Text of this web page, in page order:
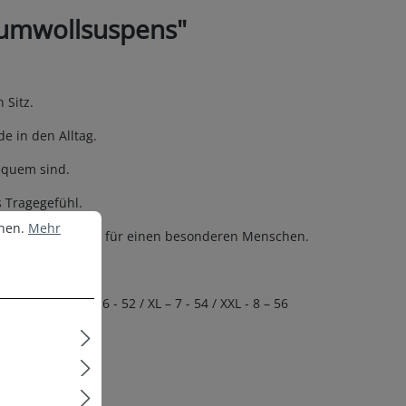
Sitz.
in den Alltag.
sind.
Überraschung für einen besonderen Menschen.
– 5 - 50 / L – 6 - 52 / XL – 7 - 54 / XXL - 8 – 56
Mehr Informationen ...
Mehr